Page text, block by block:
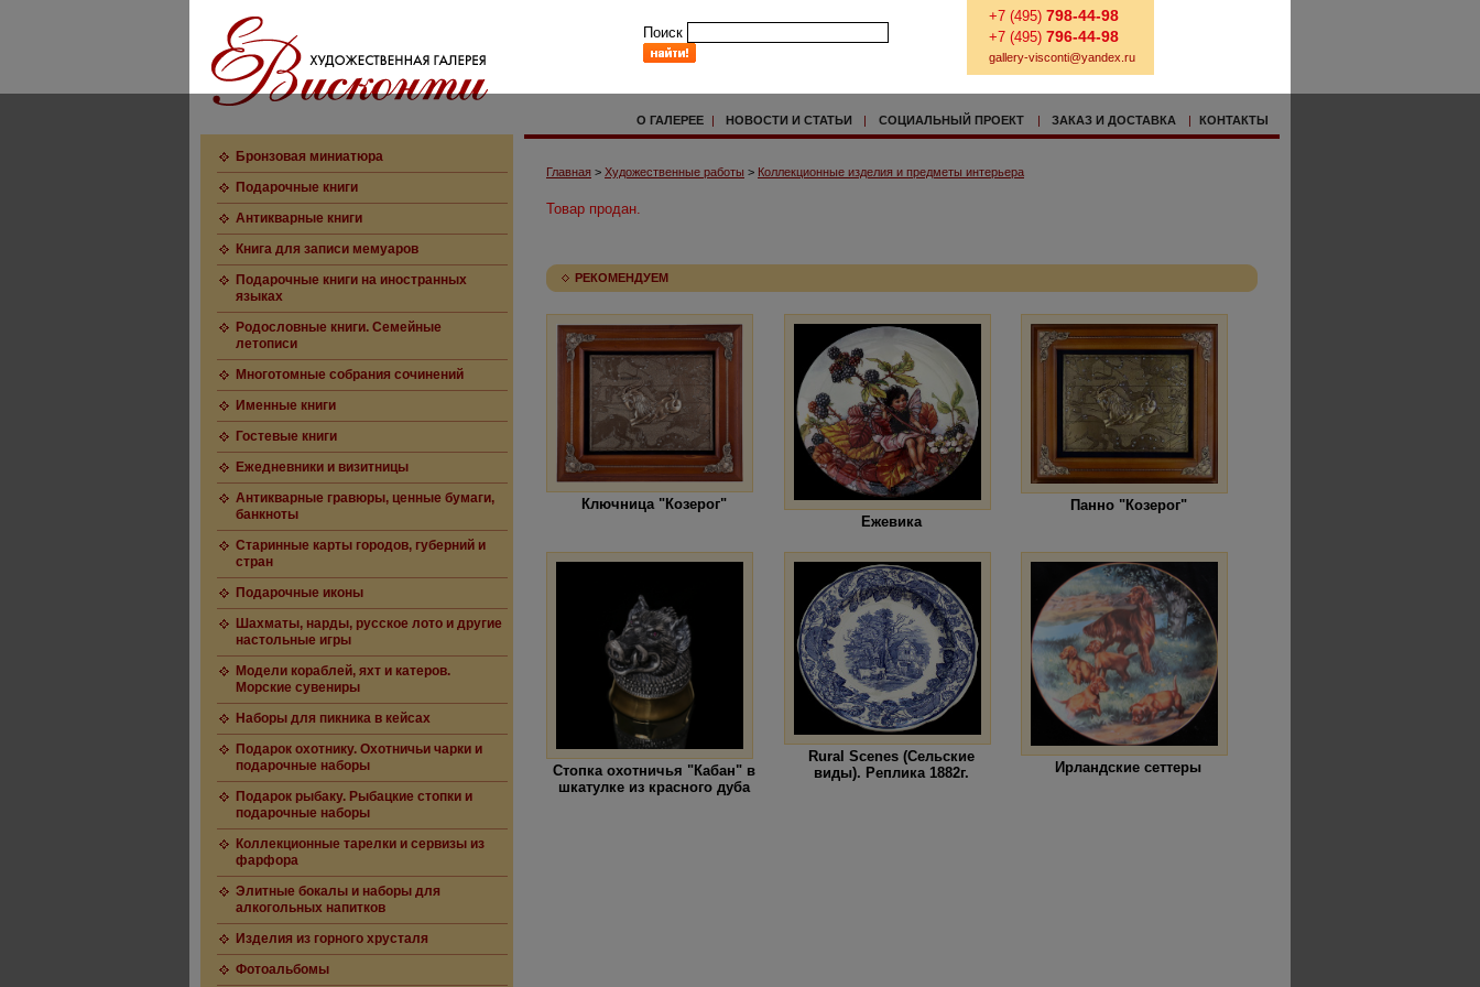
Поиск
+7 (495) 798-44-98
+7 (495) 796-44-98
gallery-visconti@yandex.ru
О ГАЛЕРЕЕ | НОВОСТИ И СТАТЬИ | СОЦИАЛЬНЫЙ ПРОЕКТ | ЗАКАЗ И ДОСТАВКА | КОНТАКТЫ
Бронзовая миниатюра
Подарочные книги
Антикварные книги
Книга для записи мемуаров
Подарочные книги на иностранных
языках
Родословные книги. Семейные
летописи
Многотомные собрания сочинений
Именные книги
Гостевые книги
Ежедневники и визитницы
Антикварные гравюры, ценные бумаги,
банкноты
Старинные карты городов, губерний и
стран
Подарочные иконы
Шахматы, нарды, русское лото и другие
настольные игры
Модели кораблей, яхт и катеров.
Морские сувениры
Наборы для пикника в кейсах
Подарок охотнику. Охотничьи чарки и
подарочные наборы
Подарок рыбаку. Рыбацкие стопки и
подарочные наборы
Коллекционные тарелки и сервизы из
фарфора
Элитные бокалы и наборы для
алкогольных напитков
Изделия из горного хрусталя
Фотоальбомы
Главная > Художественные работы > Коллекционные изделия и предметы интерьера
Товар продан.
РЕКОМЕНДУЕМ
Ключница "Козерог"
Ежевика
Панно "Козерог"
Стопка охотничья "Кабан" в
шкатулке из красного дуба
Rural Scenes (Сельские
виды). Реплика 1882г.
Ирландские сеттеры